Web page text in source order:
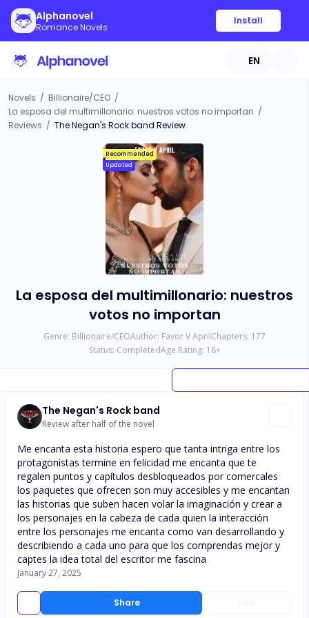
Alphanovel
Romance Novels
Install
EN
Novels / Billionaire/CEO /
La esposa del multimillonario: nuestros votos no importan /
Reviews / The Negan's Rock band Review
Recommended
Updated
La esposa del multimillonario: nuestros
votos no importan
Genre: Billionaire/CEOAuthor: Favor V AprilChapters: 177
Status: CompletedAge Rating: 18+
The Negan's Rock band
Review after half of the novel
Share
Me encanta esta historia espero que tanta intriga entre los
protagonistas termine en felicidad me encanta que te
regalen puntos y capítulos desbloqueados por comercales
los paquetes que ofrecen son muy accesibles y me encantan
las historias que suben hacen volar la imaginación y crear a
los personajes en la cabeza de cada quien la interacción
entre los personajes me encanta como van desarrollando y
describiendo a cada uno para que los comprendas mejor y
captes la idea total del escritor me fascina
January 27, 2025